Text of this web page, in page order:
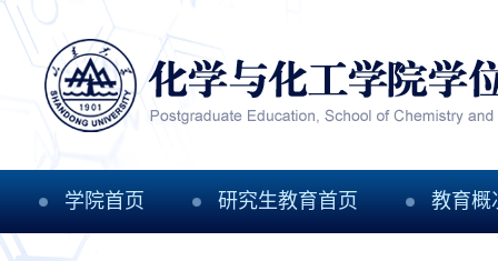
学院首页 研究生教育首页 教育概